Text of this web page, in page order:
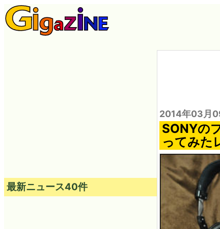
2014年03月
SONYの
ってみた
最新ニュース40件